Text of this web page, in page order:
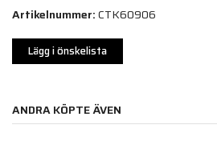
Artikelnummer:CTK60906
Lägg i önskelista
ANDRA KÖPTE ÄVEN